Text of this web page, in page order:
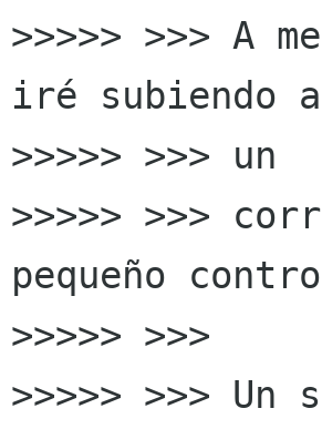
>>>>> >>> A
iré subiendo
>>>>> >>> un
>>>>> >>>
pequeño
>>>>> >>>
>>>>> >>>